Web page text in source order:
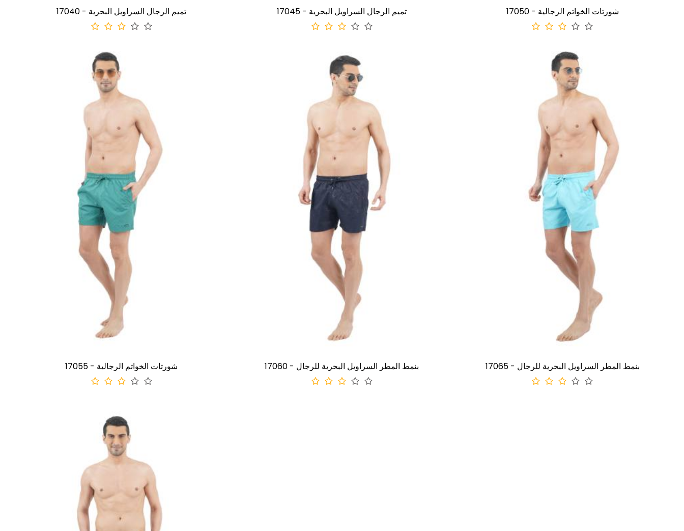
17040 - تميم الرجال السراويل البحرية 17045 - تميم الرجال السراويل البحرية 17050 - شورتات الخواتم الرجالية
17055 - شورتات الخواتم الرجالية 17060 - بنمط المطر السراويل البحرية للرجال 17065 - بنمط المطر السراويل البحرية للرجال